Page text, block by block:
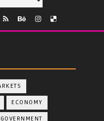
ECONOMY
GOVERNMENT